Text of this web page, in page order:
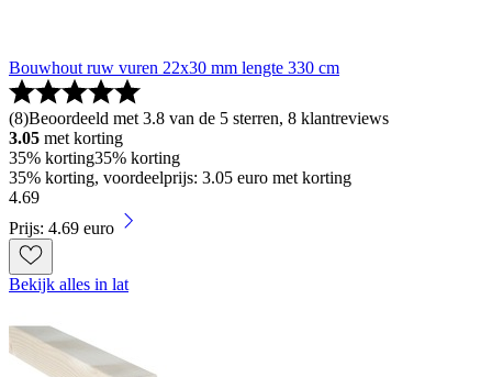
Bouwhout ruw vuren 22x30 mm lengte 330 cm
(8)Beoordeeld met 3.8 van de 5 sterren, 8 klantreviews
3.05 met korting
35% korting35% korting
35% korting, voordeelprijs: 3.05 euro met korting
4.69
Prijs: 4.69 euro
Bekijk alles in lat